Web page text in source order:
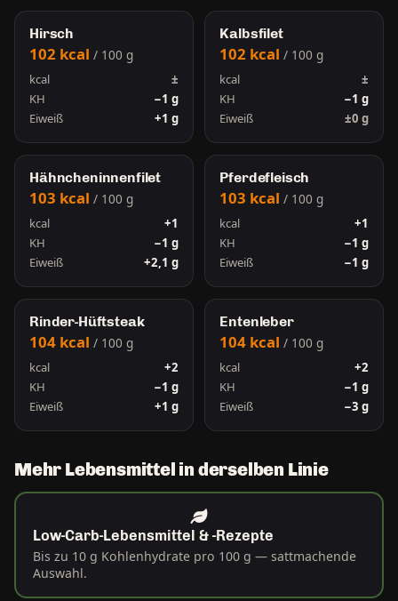
Hirsch
102 kcal / 100 g
kcal
±
KH
−1 g
Eiweiß
+1 g
Kalbsfilet
102 kcal/ 100 g
kcal
±
KH
−1 g
Eiweiß
±0 g
Hähncheninnenfilet
103 kcal / 100 g
kcal
+1
KH
−1 g
Eiweiß
+2,1 g
Pferdefleisch
103 kcal/ 100 g
kcal
+1
KH
−1 g
Eiweiß
−1 g
Rinder-Hüftsteak
104 kcal / 100 g
kcal
+2
KH
−1 g
Eiweiß
+1 g
Entenleber
104 kcal/ 100 g
kcal
+2
KH
−1 g
Eiweiß
−3 g
Mehr Lebensmittel in derselben Linie
Low-Carb-Lebensmittel & -Rezepte
Bis zu 10 g Kohlenhydrate pro 100 g — sattmachende
Auswahl.